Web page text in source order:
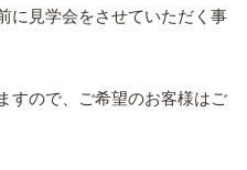
に見学会をさせていただく事
すので、ご希望のお客様はご